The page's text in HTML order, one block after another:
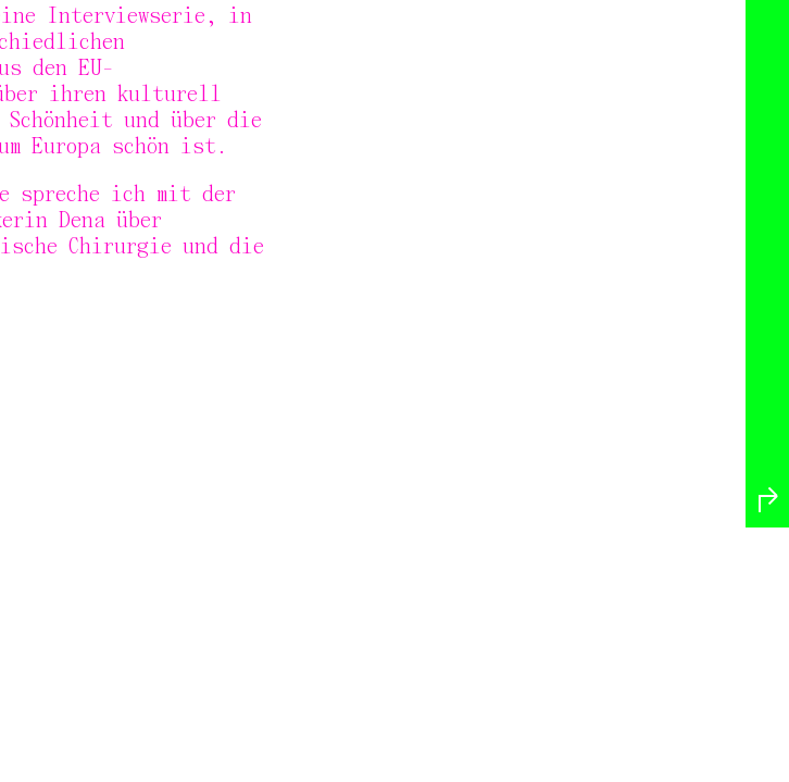
Interviewserie, in
den EU-
ihren kulturell
Schönheit und über die
Europa schön ist.
spreche ich mit der
Dena über
Chirurgie und die